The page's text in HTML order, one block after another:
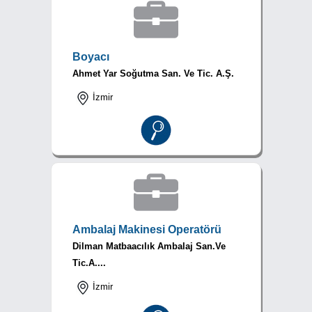
Boyacı
Ahmet Yar Soğutma San. Ve Tic. A.Ş.
İzmir
Ambalaj Makinesi Operatörü
Dilman Matbaacılık Ambalaj San.Ve
Tic.A....
İzmir